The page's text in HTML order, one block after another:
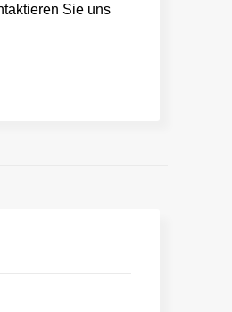
Sie uns